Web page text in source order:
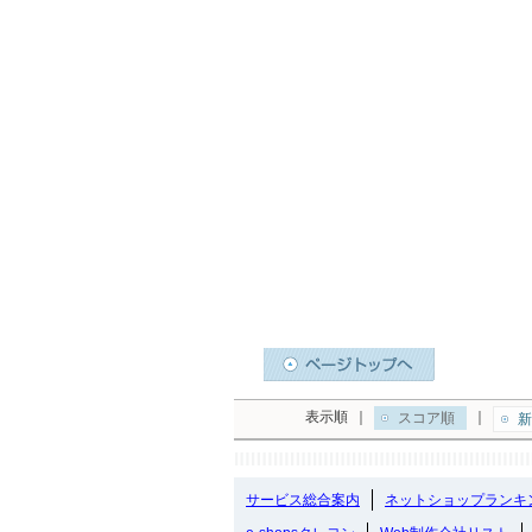
表示順 スコア順
サービス総合案内
ネットショップランキ